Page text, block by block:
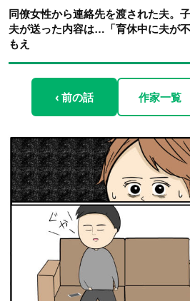
同僚女性から連絡先を渡された夫。
夫が送った内容は…「育休中に夫が
もえ
‹ 前の話 作家一覧